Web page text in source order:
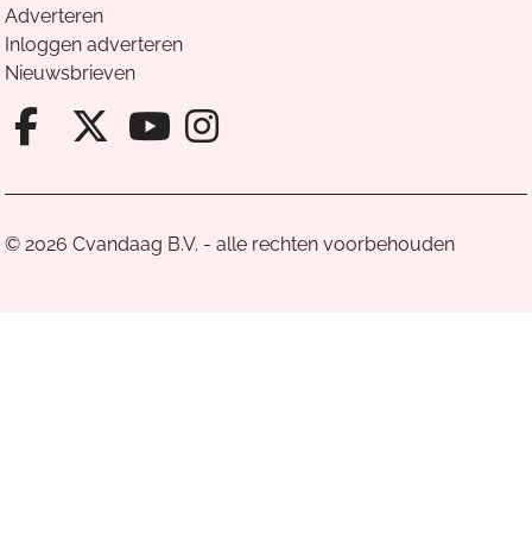
Adverteren
Inloggen adverteren
Nieuwsbrieven
Facebook van Cvandaag
X van Cvandaag
Instagram van
© 2026 Cvandaag B.V. - alle rechten voorbehouden